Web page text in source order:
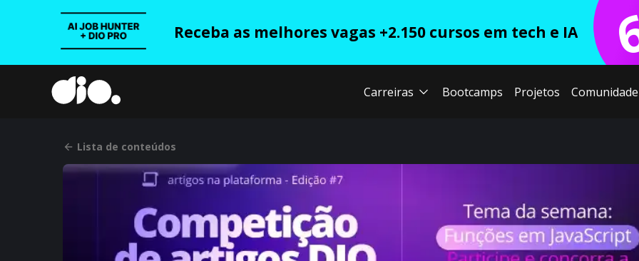
Receba as melhores vagas +2.150 cursos em tech e IA
Carreiras Bootcamps Projetos Comunidade
Lista de conteúdos